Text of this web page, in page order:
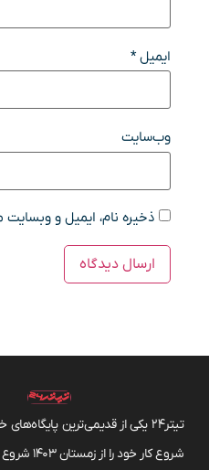
ایمیل*
وب‌سایت
ذخیره نام، ایمیل و
تیتر24 یکی از قدیمی‌ترین
شروع کار خود را از زمستان 1403 شروع کرده است.